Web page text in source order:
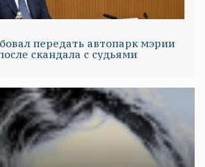
передать автопарк мэрии
скандала с судьями